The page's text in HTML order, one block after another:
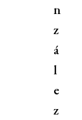
n
z
á
l
e
z